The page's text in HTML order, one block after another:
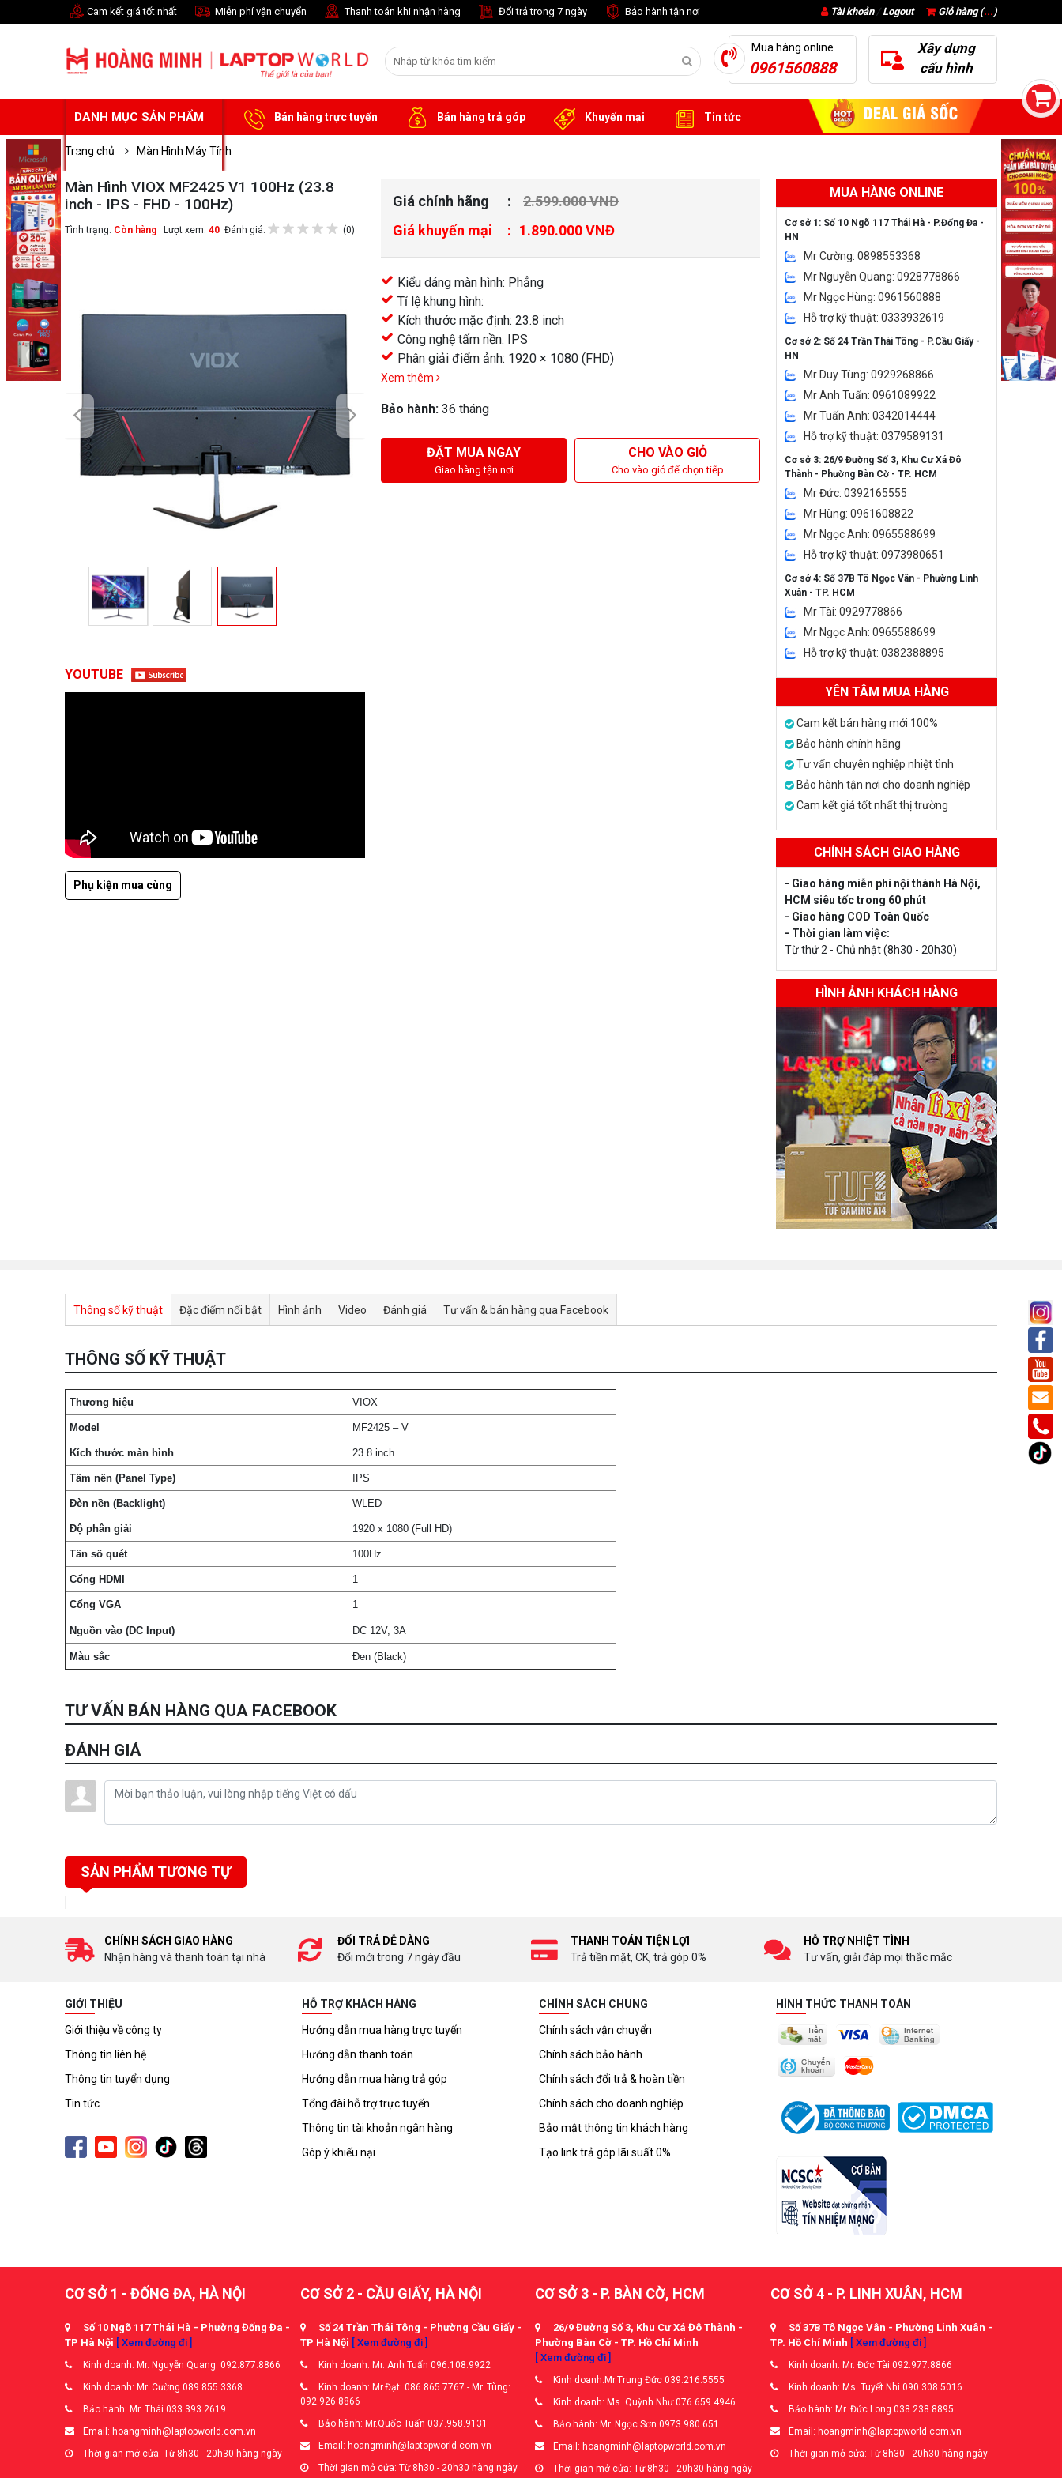
Cam kết giá tốt nhất Miễn phí vận chuyển Thanh toán khi nhận hàng Đổi trả trong 7 ngày Bảo hành tận nơi Giỏ hàng (...)
Tài khoản/ Logout
Mua hàng online
0961560888
Xây dựng
cấu hình
DANH MỤC SẢN PHẨM Bán hàng trực tuyến Bán hàng trả góp Khuyến mại Tin tức
Trang chủ Màn Hình Máy Tính
Màn Hình VIOX MF2425 V1 100Hz (23.8
inch - IPS - FHD - 100Hz)
Tình trạng: Còn hàng Lượt xem: 40 Đánh giá: (0)
YOUTUBE
Giá chính hãng
2.599.000 VNĐ
Giá khuyến mại
1.890.000 VNĐ
Kiểu dáng màn hình: Phẳng
Tỉ lệ khung hình:
Kích thước mặc định: 23.8 inch
Công nghệ tấm nền: IPS
Phân giải điểm ảnh: 1920 × 1080 (FHD)
Xem thêm
Bảo hành: 36 tháng
ĐẶT MUA NGAY
Giao hàng tận nơi
CHO VÀO GIỎ
Cho vào giỏ để chọn tiếp
Phụ kiện mua cùng
MUA HÀNG ONLINE
Cơ sở 1: Số 10 Ngõ 117 Thái Hà - P.Đống Đa -
HN
Mr Cường: 0898553368
Mr Nguyễn Quang: 0928778866
Mr Ngọc Hùng: 0961560888
Hỗ trợ kỹ thuật: 0333932619
Cơ sở 2: Số 24 Trần Thái Tông - P.Cầu Giấy -
HN
Mr Duy Tùng: 0929268866
Mr Anh Tuấn: 0961089922
Mr Tuấn Anh: 0342014444
Hỗ trợ kỹ thuật: 0379589131
Cơ sở 3: 26/9 Đường Số 3, Khu Cư Xá Đô
Thành - Phường Bàn Cờ - TP. HCM
Mr Đức: 0392165555
Mr Hùng: 0961608822
Mr Ngọc Anh: 0965588699
Hỗ trợ kỹ thuật: 0973980651
Cơ sở 4: Số 37B Tô Ngọc Vân - Phường Linh
Xuân - TP. HCM
Mr Tài: 0929778866
Mr Ngọc Anh: 0965588699
Hỗ trợ kỹ thuật: 0382388895
YÊN TÂM MUA HÀNG
Cam kết bán hàng mới 100%
Bảo hành chính hãng
Tư vấn chuyên nghiệp nhiệt tình
Bảo hành tận nơi cho doanh nghiệp
Cam kết giá tốt nhất thị trường
CHÍNH SÁCH GIAO HÀNG
- Giao hàng miễn phí nội thành Hà Nội,
HCM siêu tốc trong 60 phút
- Giao hàng COD Toàn Quốc
- Thời gian làm việc:
Từ thứ 2 - Chủ nhật (8h30 - 20h30)
HÌNH ẢNH KHÁCH HÀNG
Thông số kỹ thuật Đặc điểm nổi bật Hình ảnh Video Đánh giá Tư vấn & bán hàng qua Facebook
THÔNG SỐ KỸ THUẬT
Thương hiệu VIOX
Model MF2425 – V
Kích thước màn hình 23.8 inch
Tấm nền (Panel Type) IPS
Đèn nền (Backlight) WLED
Độ phân giải 1920 x 1080 (Full HD)
Tần số quét 100Hz
Cổng HDMI 1
Cổng VGA 1
Nguồn vào (DC Input) DC 12V, 3A
Màu sắc Đen (Black)
TƯ VẤN BÁN HÀNG QUA FACEBOOK
ĐÁNH GIÁ
SẢN PHẨM TƯƠNG TỰ
CHÍNH SÁCH GIAO HÀNG
Nhận hàng và thanh toán tại nhà
ĐỔI TRẢ DỄ DÀNG
Đổi mới trong 7 ngày đầu
THANH TOÁN TIỆN LỢI
Trả tiền mặt, CK, trả góp 0%
HỖ TRỢ NHIỆT TÌNH
Tư vấn, giải đáp mọi thắc mắc
GIỚI THIỆU
Giới thiệu về công ty
Thông tin liên hệ
Thông tin tuyển dụng
Tin tức
HỖ TRỢ KHÁCH HÀNG
Hướng dẫn mua hàng trực tuyến
Hướng dẫn thanh toán
Hướng dẫn mua hàng trả góp
Tổng đài hỗ trợ trực tuyến
Thông tin tài khoản ngân hàng
Góp ý khiếu nại
CHÍNH SÁCH CHUNG
Chính sách vận chuyển
Chính sách bảo hành
Chính sách đổi trả & hoàn tiền
Chính sách cho doanh nghiệp
Bảo mật thông tin khách hàng
Tạo link trả góp lãi suất 0%
HÌNH THỨC THANH TOÁN
CƠ SỞ 1 - ĐỐNG ĐA, HÀ NỘI
Số 10 Ngõ 117 Thái Hà - Phường Đống Đa -
TP Hà Nội [ Xem đường đi ]
Kinh doanh: Mr. Nguyễn Quang: 092.877.8866
Kinh doanh: Mr. Cường 089.855.3368
Bảo hành: Mr. Thái 033.393.2619
Email: hoangminh@laptopworld.com.vn
Thời gian mở cửa: Từ 8h30 - 20h30 hàng ngày
CƠ SỞ 2 - CẦU GIẤY, HÀ NỘI
Số 24 Trần Thái Tông - Phường Cầu Giấy -
TP Hà Nội [ Xem đường đi ]
Kinh doanh: Mr. Anh Tuấn 096.108.9922
Kinh doanh: Mr.Đạt: 086.865.7767 - Mr. Tùng:
092.926.8866
Bảo hành: Mr.Quốc Tuấn 037.958.9131
Email: hoangminh@laptopworld.com.vn
Thời gian mở cửa: Từ 8h30 - 20h30 hàng ngày
CƠ SỞ 3 - P. BÀN CỜ, HCM
26/9 Đường Số 3, Khu Cư Xá Đô Thành -
Phường Bàn Cờ - TP. Hồ Chí Minh
[ Xem đường đi ]
Kinh doanh:Mr.Trung Đức 039.216.5555
Kinh doanh: Ms. Quỳnh Như 076.659.4946
Bảo hành: Mr. Ngọc Sơn 0973.980.651
Email: hoangminh@laptopworld.com.vn
Thời gian mở cửa: Từ 8h30 - 20h30 hàng ngày
CƠ SỞ 4 - P. LINH XUÂN, HCM
Số 37B Tô Ngọc Vân - Phường Linh Xuân -
TP. Hồ Chí Minh [ Xem đường đi ]
Kinh doanh: Mr. Đức Tài 092.977.8866
Kinh doanh: Ms. Tuyết Nhi 090.308.5016
Bảo hành: Mr. Đức Long 038.238.8895
Email: hoangminh@laptopworld.com.vn
Thời gian mở cửa: Từ 8h30 - 20h30 hàng ngày